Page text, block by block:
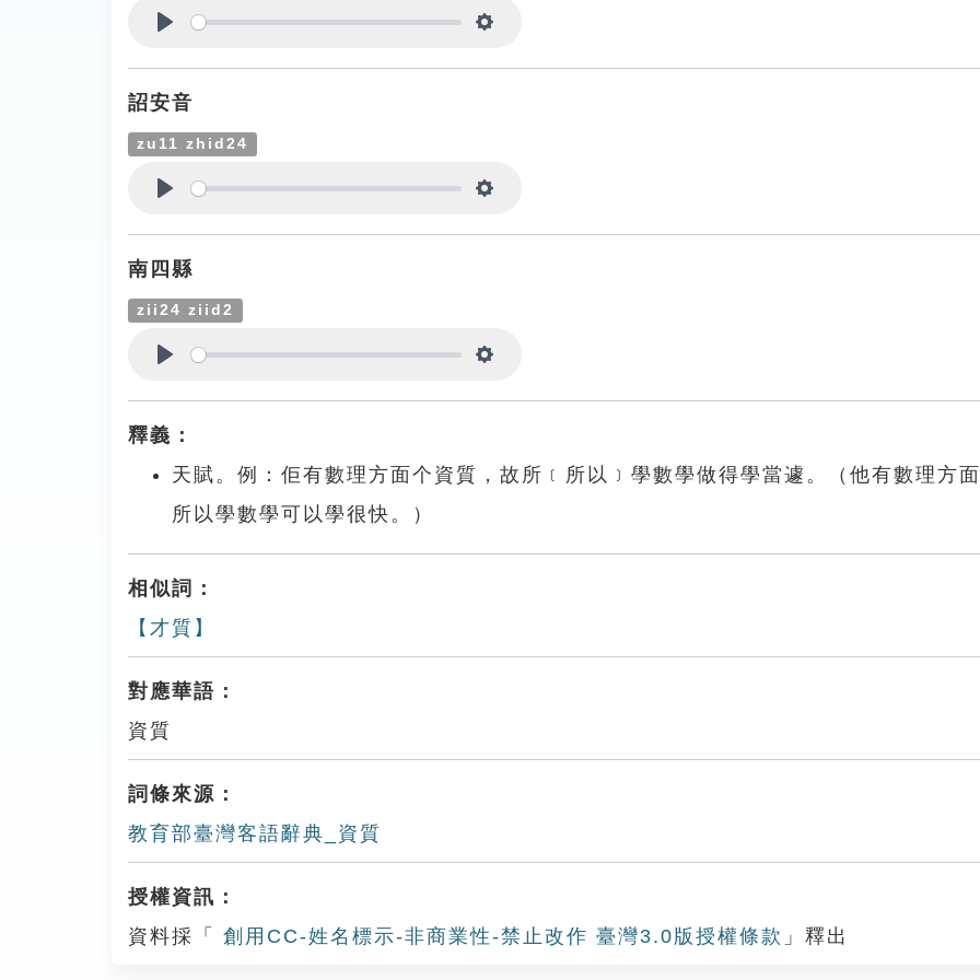
詔安音
zu11 zhid24
南四縣
zii24 ziid2
釋義：
天賦。例：佢有數理方面个資質，故所﹝所以﹞學數學做得學當遽。（他有數理方面
所以學數學可以學很快。）
相似詞：
【才質】
對應華語：
資質
詞條來源：
教育部臺灣客語辭典_資質
授權資訊：
資料採「
創用CC-姓名標示-非商業性-禁止改作 臺灣3.0版授權條款 」釋出